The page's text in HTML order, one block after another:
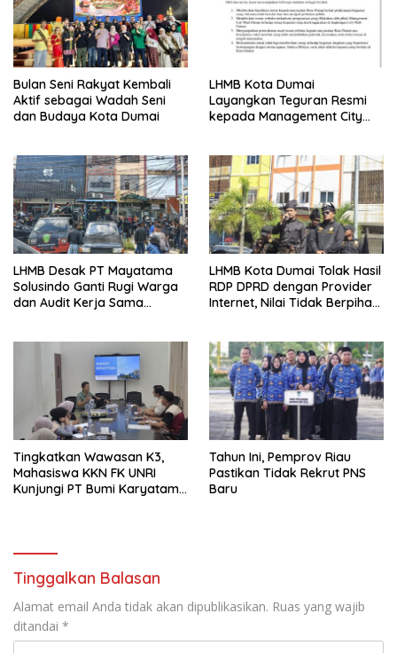
Bulan Seni Rakyat Kembali
Aktif sebagai Wadah Seni
dan Budaya Kota Dumai
LHMB Kota Dumai
Layangkan Teguran Resmi
kepada Management City
kepada Masyarakat
LHMB Desak PT Mayatama
Solusindo Ganti Rugi Warga
dan Audit Kerja Sama
LHMB Kota Dumai Tolak Hasil
RDP DPRD dengan Provider
Internet, Nilai Tidak Berpihak
Tingkatkan Wawasan K3,
Mahasiswa KKN FK UNRI
Kunjungi PT Bumi Karyatama
Tahun Ini, Pemprov Riau
Pastikan Tidak Rekrut PNS
Baru
Tinggalkan Balasan
Alamat email Anda tidak akan dipublikasikan. Ruas yang wajib
ditandai *